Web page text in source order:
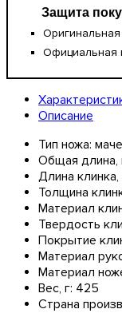
Защита
Официальная
Описание
Тип ножа:
Общая длина,
Длина
Толщина
Материал
Твердость
Покрытие
Материал
Материал
Вес, г: 425
Страна